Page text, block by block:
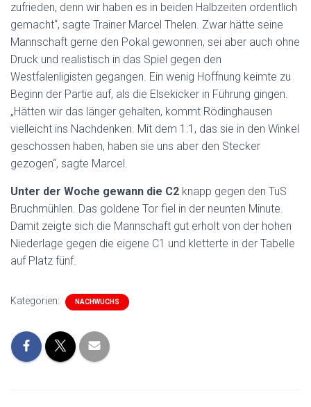
zufrieden, denn wir haben es in beiden Halbzeiten ordentlich
gemacht“, sagte Trainer Marcel Thelen. Zwar hätte seine
Mannschaft gerne den Pokal gewonnen, sei aber auch ohne
Druck und realistisch in das Spiel gegen den
Westfalenligisten gegangen. Ein wenig Hoffnung keimte zu
Beginn der Partie auf, als die Elsekicker in Führung gingen.
„Hätten wir das länger gehalten, kommt Rödinghausen
vielleicht ins Nachdenken. Mit dem 1:1, das sie in den Winkel
geschossen haben, haben sie uns aber den Stecker
gezogen“, sagte Marcel.
Unter der Woche gewann die C2 knapp gegen den TuS
Bruchmühlen. Das goldene Tor fiel in der neunten Minute.
Damit zeigte sich die Mannschaft gut erholt von der hohen
Niederlage gegen die eigene C1 und kletterte in der Tabelle
auf Platz fünf.
Kategorien: NACHWUCHS